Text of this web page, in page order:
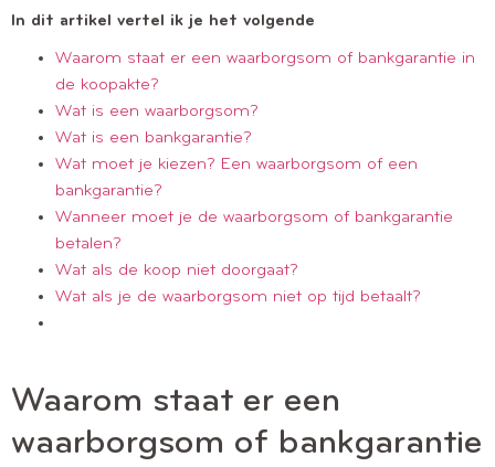
In dit artikel vertel ik je het volgende
Waarom staat er een waarborgsom of bankgarantie in
de koopakte?
Wat is een waarborgsom?
Wat is een bankgarantie?
Wat moet je kiezen? Een waarborgsom of een
bankgarantie?
Wanneer moet je de waarborgsom of bankgarantie
betalen?
Wat als de koop niet doorgaat?
Wat als je de waarborgsom niet op tijd betaalt?
Waarom staat er een
waarborgsom of bankgarantie